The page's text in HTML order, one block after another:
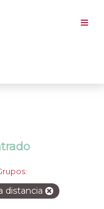
distancia